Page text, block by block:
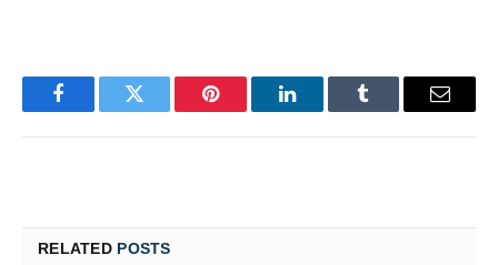
FacebookTwitter Pinterest LinkedInTumblr Email
RELATED POSTS